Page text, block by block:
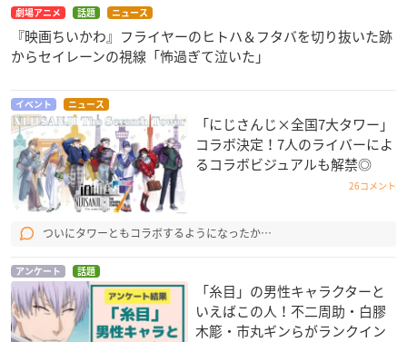
劇場アニメ 話題 ニュース
『映画ちいかわ』フライヤーのヒトハ＆フタバを切り抜いた跡
からセイレーンの視線「怖過ぎて泣いた」
イベント ニュース
「にじさんじ×全国7大タワー」
コラボ決定！7人のライバーによ
るコラボビジュアルも解禁◎
26コメント
ついにタワーともコラボするようになったか…
アンケート 話題
「糸目」の男性キャラクターと
いえばこの人！不二周助・白膠
木簓・市丸ギンらがランクイン